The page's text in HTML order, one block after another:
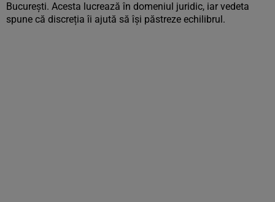
București. Acesta lucrează în domeniul juridic, iar vedeta
spune că discreția îi ajută să își păstreze echilibrul.